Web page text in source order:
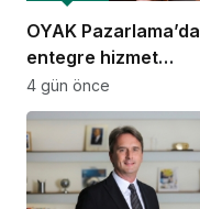
OYAK Pazarlama’da
entegre hizmet
ekosistemi kuruluyor
4 gün önce